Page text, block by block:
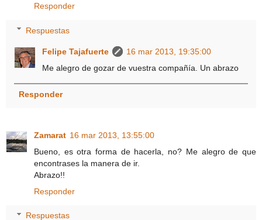
Responder
Respuestas
Felipe Tajafuerte
16 mar 2013, 19:35:00
Me alegro de gozar de vuestra compañía. Un abrazo
Responder
Zamarat 16 mar 2013, 13:55:00
Bueno, es otra forma de hacerla, no? Me alegro de que
encontrases la manera de ir.
Abrazo!!
Responder
Respuestas